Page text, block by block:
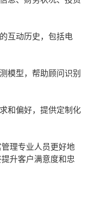
互动历史，包括电
模型，帮助顾问识别
和偏好，提供定制化
理专业人员更好地
升客户满意度和忠